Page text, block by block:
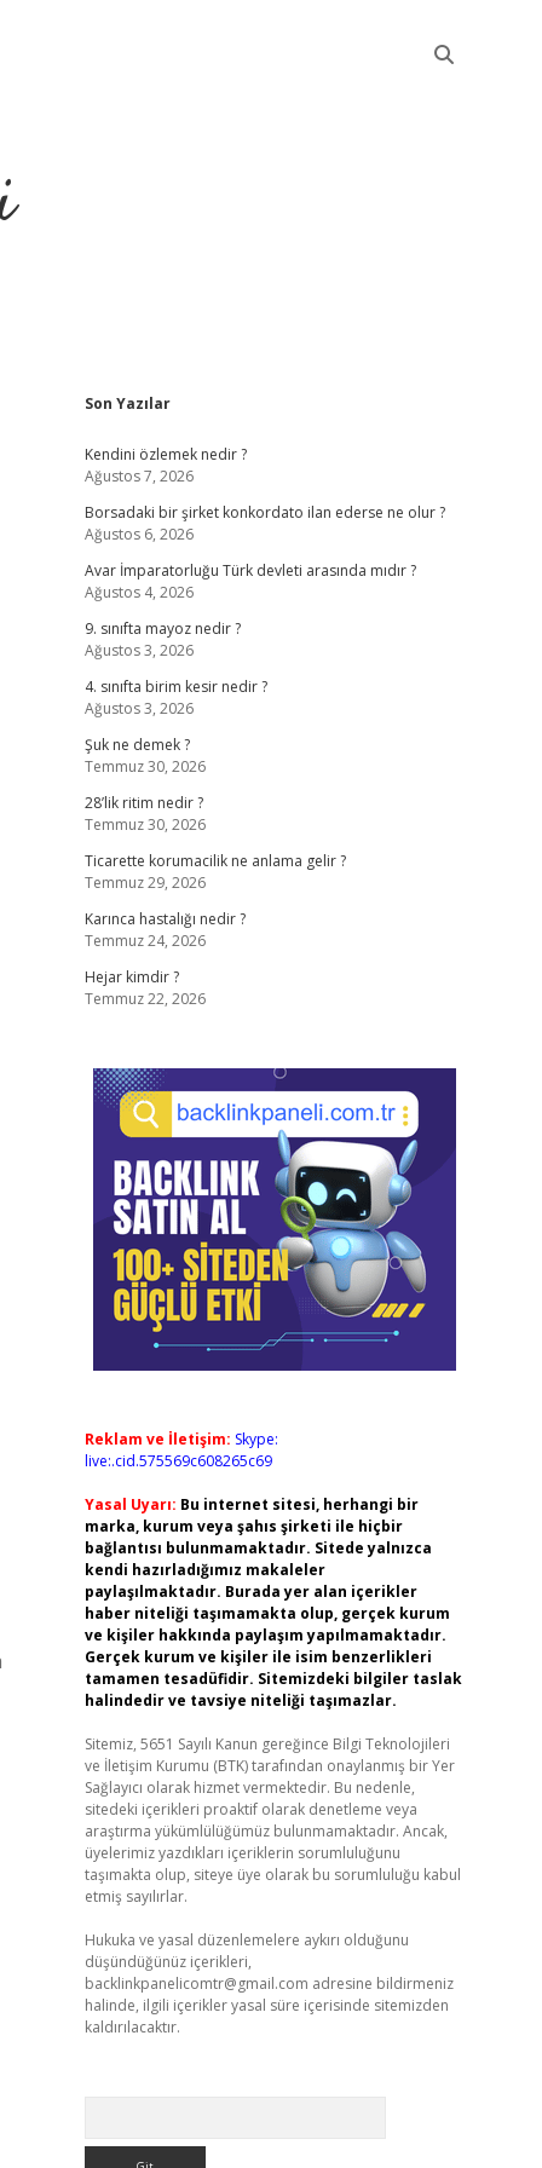
Sidebar
Son Yazılar
Kendini özlemek nedir ?
Ağustos 7, 2026
Borsadaki bir şirket konkordato ilan ederse ne olur ?
Ağustos 6, 2026
Avar İmparatorluğu Türk devleti arasında mıdır ?
Ağustos 4, 2026
9. sınıfta mayoz nedir ?
Ağustos 3, 2026
4. sınıfta birim kesir nedir ?
Ağustos 3, 2026
Şuk ne demek ?
Temmuz 30, 2026
28’lik ritim nedir ?
Temmuz 30, 2026
Ticarette korumacilik ne anlama gelir ?
Temmuz 29, 2026
Karınca hastalığı nedir ?
Temmuz 24, 2026
Hejar kimdir ?
Temmuz 22, 2026
Reklam ve İletişim: Skype:
live:.cid.575569c608265c69
Yasal Uyarı: Bu internet sitesi, herhangi bir
marka, kurum veya şahıs şirketi ile hiçbir
bağlantısı bulunmamaktadır. Sitede yalnızca
kendi hazırladığımız makaleler
paylaşılmaktadır. Burada yer alan içerikler
haber niteliği taşımamakta olup, gerçek kurum
ve kişiler hakkında paylaşım yapılmamaktadır.
Gerçek kurum ve kişiler ile isim benzerlikleri
tamamen tesadüfidir. Sitemizdeki bilgiler taslak
halindedir ve tavsiye niteliği taşımazlar.
Sitemiz, 5651 Sayılı Kanun gereğince Bilgi Teknolojileri
ve İletişim Kurumu (BTK) tarafından onaylanmış bir Yer
Sağlayıcı olarak hizmet vermektedir. Bu nedenle,
sitedeki içerikleri proaktif olarak denetleme veya
araştırma yükümlülüğümüz bulunmamaktadır. Ancak,
üyelerimiz yazdıkları içeriklerin sorumluluğunu
taşımakta olup, siteye üye olarak bu sorumluluğu kabul
etmiş sayılırlar.
Hukuka ve yasal düzenlemelere aykırı olduğunu
düşündüğünüz içerikleri,
backlinkpanelicomtr@gmail.com adresine bildirmeniz
halinde, ilgili içerikler yasal süre içerisinde sitemizden
kaldırılacaktır.